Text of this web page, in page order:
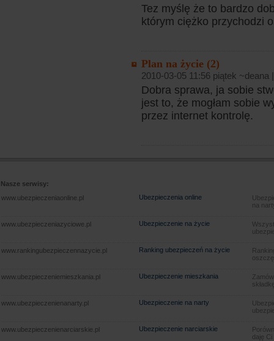
Tez myślę że to bardzo
którym ciężko przychodzi
Plan na życie (2)
2010-03-05 11:56 piątek ~deana
Dobra sprawa, ja sobie
jest to, że mogłam sobie
przez internet kontrolę.
Nasze serwisy:
www.ubezpieczeniaonline.pl
Ubezpieczenia online
na
www.ubezpieczeniazyciowe.pl Ubezpieczenie na życie
www.rankingubezpieczennazycie.pl Ranking ubezpieczeń na życie
www.ubezpieczeniemieszkania.pl Ubezpieczenie mieszkania
www.ubezpieczenienanarty.pl Ubezpieczenie na narty
www.ubezpieczenienarciarskie.pl Ubezpieczenie narciarskie
daję